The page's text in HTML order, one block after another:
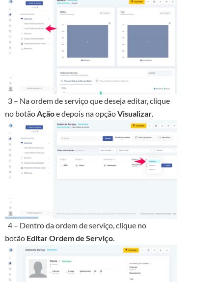
3 – Na ordem de serviço que deseja editar, clique
no botãoAçãoe depois na opçãoVisualizar.
4 – Dentro da ordem de serviço, clique no
botão Editar Ordem de Serviço